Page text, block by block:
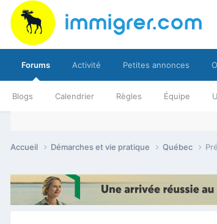
Forums
Blogs Calendrier Règles Équipe
Activité Petites annonces
Accueil Démarches et vie pratique Québec